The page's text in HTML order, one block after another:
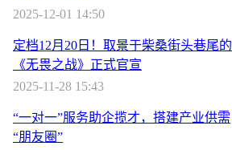
2025-12-01 14:50
定档12月20日！取景于柴桑街头巷尾的
《无畏之战》正式官宣
2025-11-28 15:43
“一对一”服务助企揽才，搭建产业供需
“朋友圈”